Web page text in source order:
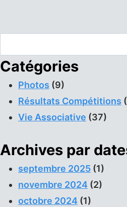
Catégories
Photos (9)
Résultats Compétitions
Vie Associative (37)
Archives par
septembre 2025 (1)
novembre 2024 (2)
octobre 2024 (1)